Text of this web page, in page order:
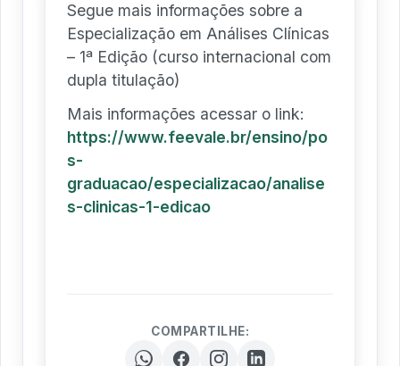
Segue mais informações sobre a
Especialização em Análises Clínicas
– 1ª Edição (curso internacional com
dupla titulação)
Mais informações acessar o link:
https://www.feevale.br/ensino/po
s-
graduacao/especializacao/analise
s-clinicas-1-edicao
COMPARTILHE: